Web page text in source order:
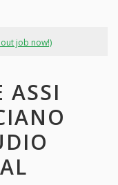
job now!)
ASSI